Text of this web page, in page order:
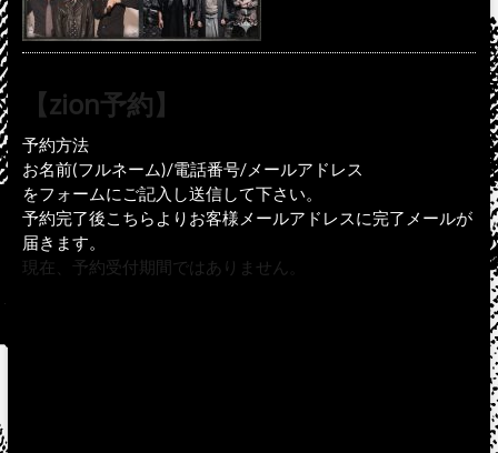
【zion予約】
予約方法
お名前(フルネーム)/電話番号/メールアドレス
をフォームにご記入し送信して下さい。
予約完了後こちらよりお客様メールアドレスに完了メールが
届きます。
現在、予約受付期間ではありません。